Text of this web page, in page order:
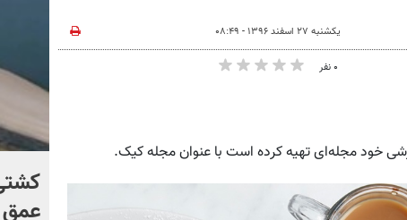
یکشنبه ۲۷ اسفند ۱۳۹۶ - ۰۸:۴۹
۰ نفر
خود مجله‌ای تهیه کرده است با عنوان مجله کیک.
برخورد تاریخی موشک فالکون
۹ با ماه + فیلم
عمق